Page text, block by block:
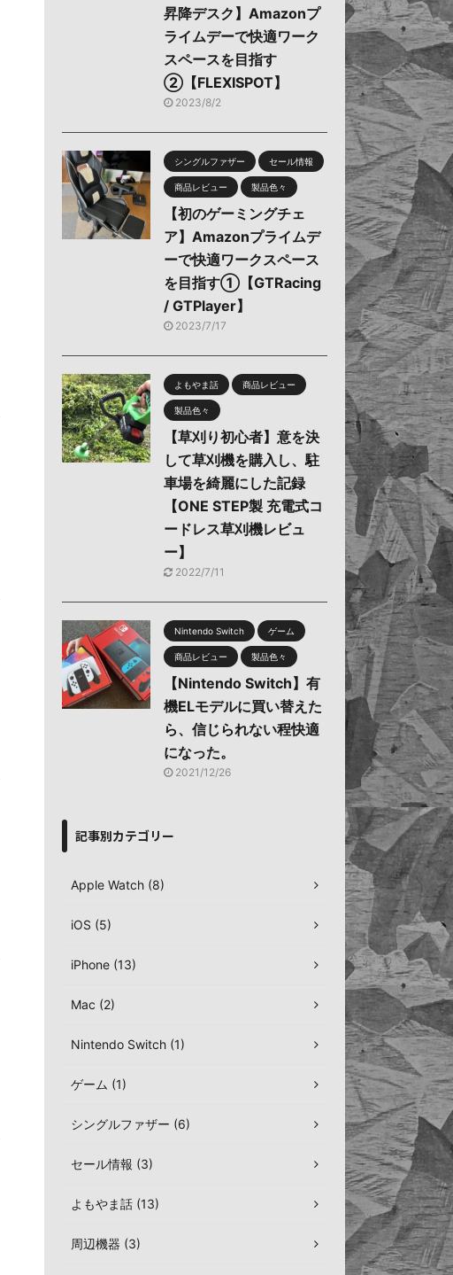
昇降デスク】Amazonプ
ライムデーで快適ワーク
スペースを目指す
②【FLEXISPOT】
2023/8/2
シングルファザー セール情報
商品レビュー 製品色々
【初のゲーミングチェ
ア】Amazonプライムデ
ーで快適ワークスペース
を目指す①【GTRacing
/ GTPlayer】
2023/7/17
よもやま話 商品レビュー
製品色々
【草刈り初心者】意を決
して草刈機を購入し、駐
車場を綺麗にした記録
【ONE STEP製 充電式コ
ードレス草刈機レビュ
ー】
2022/7/11
Nintendo Switch ゲーム
商品レビュー 製品色々
【Nintendo Switch】有
機ELモデルに買い替えた
ら、信じられない程快適
になった。
2021/12/26
記事別カテゴリー
Apple Watch (8)
iOS (5)
iPhone (13)
Mac (2)
Nintendo Switch (1)
ゲーム (1)
シングルファザー (6)
セール情報 (3)
よもやま話 (13)
周辺機器 (3)